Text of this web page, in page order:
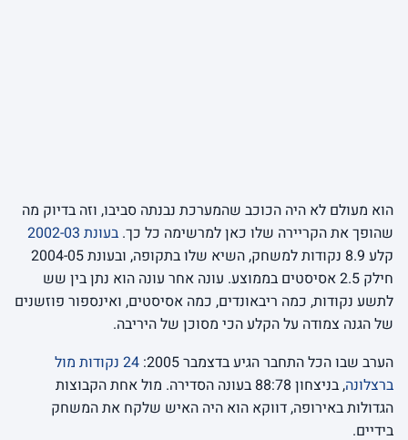
הוא מעולם לא היה הכוכב שהמערכת נבנתה סביבו, וזה בדיוק מה
שהופך את הקריירה שלו כאן למרשימה כל כך. בעונת 2002-03
קלע 8.9 נקודות למשחק, השיא שלו בתקופה, ובעונת 2004-05
חילק 2.5 אסיסטים בממוצע. עונה אחר עונה הוא נתן בין שש
לתשע נקודות, כמה ריבאונדים, כמה אסיסטים, ואינספור פוזשנים
של הגנה צמודה על הקלע הכי מסוכן של היריבה.
הערב שבו הכל התחבר הגיע בדצמבר 2005:
24 נקודות מול
ברצלונה
, בניצחון 88:78 בעונה הסדירה. מול אחת הקבוצות
הגדולות באירופה, דווקא הוא היה האיש שלקח את המשחק
בידיים.